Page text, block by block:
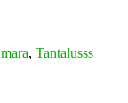
mara, Tantalusss